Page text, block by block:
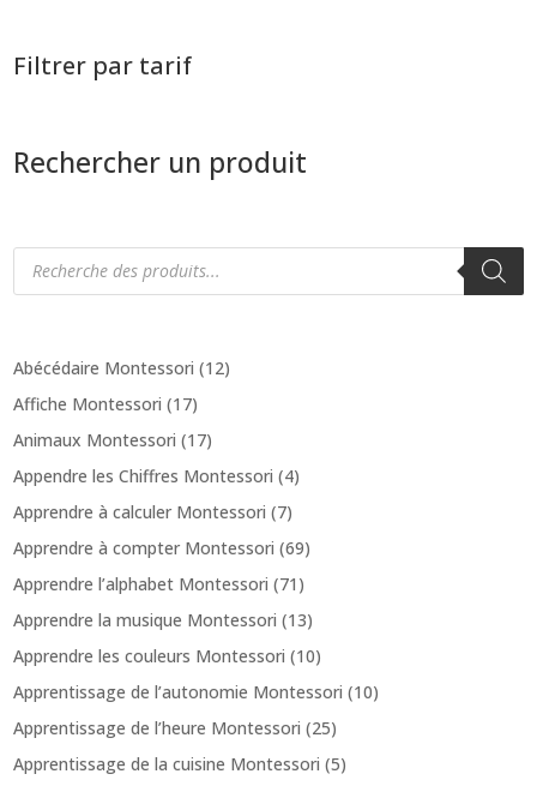
Filtrer par tarif
Rechercher un produit
Recherche
Abécédaire Montessori (12)
Affiche Montessori (17)
Animaux Montessori (17)
Appendre les Chiffres Montessori (4)
Apprendre à calculer Montessori (7)
Apprendre à compter Montessori (69)
Apprendre l’alphabet Montessori (71)
Apprendre la musique Montessori (13)
Apprendre les couleurs Montessori (10)
Apprentissage de l’autonomie Montessori (10)
Apprentissage de l’heure Montessori (25)
Apprentissage de la cuisine Montessori (5)